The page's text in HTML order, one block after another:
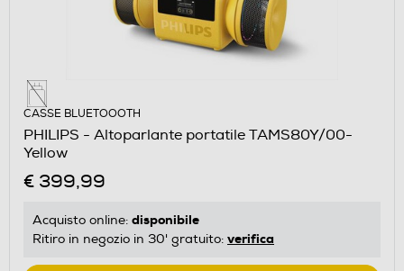
CASSE BLUETOOOTH
PHILIPS - Altoparlante portatile TAMS80Y/00-
Yellow
€ 399,99
Acquisto online: disponibile
Ritiro in negozio in 30' gratuito: verifica